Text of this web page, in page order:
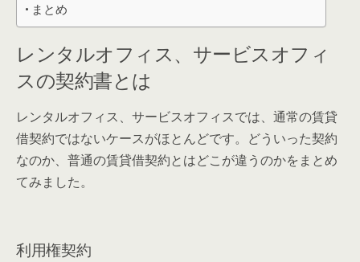
まとめ
レンタルオフィス、サービスオフィ
スの契約書とは
レンタルオフィス、サービスオフィスでは、通常の賃貸
借契約ではないケースがほとんどです。どういった契約
なのか、普通の賃貸借契約とはどこが違うのかをまとめ
てみました。
利用権契約